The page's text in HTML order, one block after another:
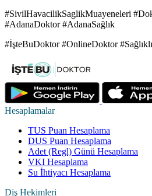
#SivilHavacilikSaglikMuayeneleri
#AdanaDoktor #AdanaSağlık
#İşteBuDoktor #OnlineDoktor
Hesaplamalar
TUS Puan Hesaplama
DUS Puan Hesaplama
Adet (Regl) Günü Hesaplama
VKI Hesaplama
Su İhtiyacı Hesaplama
Diş Hekimleri